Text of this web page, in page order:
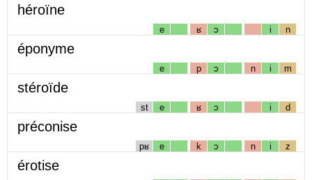
héroïne
e ʁ ɔ i n
éponyme
e p ɔ n i m
stéroïde
st e ʁ ɔ i d
préconise
pʁ e k ɔ n i z
érotise